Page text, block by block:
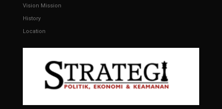
Vision Mission
History
Location